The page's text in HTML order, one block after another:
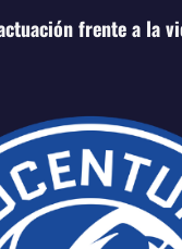
frente a la